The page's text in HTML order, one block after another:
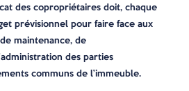
des copropriétaires doit, chaque
prévisionnel pour faire face aux
maintenance, de
des parties
communs de l’immeuble.